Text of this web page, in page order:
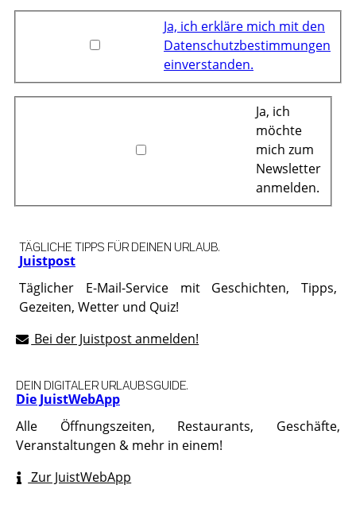
Ja, ich erkläre mich mit den
Datenschutzbestimmungen
einverstanden.
Ja, ich
möchte
mich zum
Newsletter
anmelden.
Juistpost
TÄGLICHE TIPPS FÜR DEINEN URLAUB.
Täglicher E-Mail-Service mit Geschichten, Tipps,
Gezeiten, Wetter und Quiz!
Bei der Juistpost anmelden!
Die JuistWebApp
DEIN DIGITALER URLAUBSGUIDE.
Alle Öffnungszeiten, Restaurants, Geschäfte,
Veranstaltungen & mehr in einem!
Zur JuistWebApp